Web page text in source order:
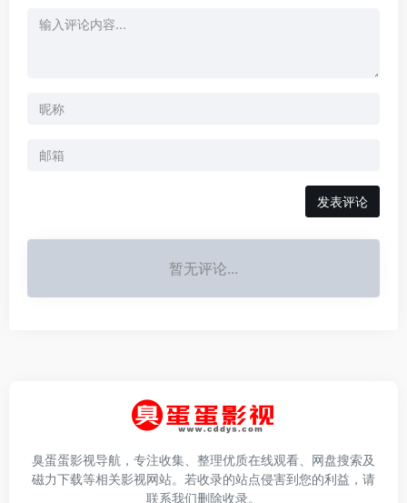
发表评论
暂无评论...
臭蛋蛋影视导航，专注收集、整理优质在线观看、网盘搜索及
磁力下载等相关影视网站。若收录的站点侵害到您的利益，请
联系我们删除收录。